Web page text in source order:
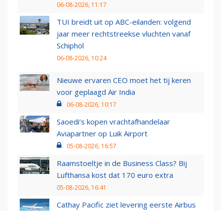
06-08-2026, 11:17
TUI breidt uit op ABC-eilanden: volgend
jaar meer rechtstreekse vluchten vanaf
Schiphol
06-08-2026, 10:24
Nieuwe ervaren CEO moet het tij keren
voor geplaagd Air India
06-08-2026, 10:17
Saoedi’s kopen vrachtafhandelaar
Aviapartner op Luik Airport
05-08-2026, 16:57
Raamstoeltje in de Business Class? Bij
Lufthansa kost dat 170 euro extra
05-08-2026, 16:41
Cathay Pacific ziet levering eerste Airbus